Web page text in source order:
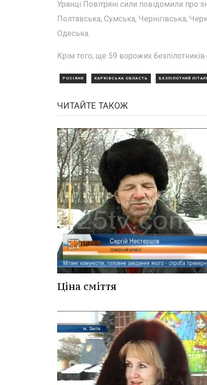
Уранці Повітряні сили повідомили про
Полтавська, Сумська, Чернігівська,
Одеська.
Крім того, ще 59 ворожих безпілотників-
РОСІЯНИ ХАРКІВСЬКА ОБЛАСТЬ БЕЗПІЛОТНИЙ
ЧИТАЙТЕ ТАКОЖ
Ціна сміття